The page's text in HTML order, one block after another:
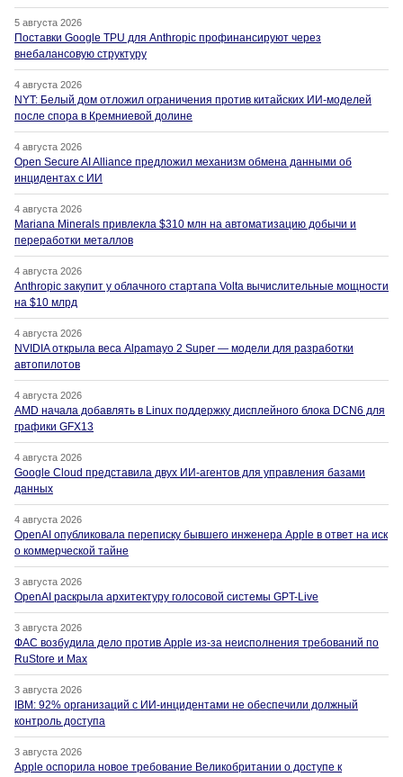
5 августа 2026
Поставки Google TPU для Anthropic профинансируют через
внебалансовую структуру
4 августа 2026
NYT: Белый дом отложил ограничения против китайских ИИ-моделей
после спора в Кремниевой долине
4 августа 2026
Open Secure AI Alliance предложил механизм обмена данными об
инцидентах с ИИ
4 августа 2026
Mariana Minerals привлекла $310 млн на автоматизацию добычи и
переработки металлов
4 августа 2026
Anthropic закупит у облачного стартапа Volta вычислительные мощности
на $10 млрд
4 августа 2026
NVIDIA открыла веса Alpamayo 2 Super — модели для разработки
автопилотов
4 августа 2026
AMD начала добавлять в Linux поддержку дисплейного блока DCN6 для
графики GFX13
4 августа 2026
Google Cloud представила двух ИИ-агентов для управления базами
данных
4 августа 2026
OpenAI опубликовала переписку бывшего инженера Apple в ответ на иск
о коммерческой тайне
3 августа 2026
OpenAI раскрыла архитектуру голосовой системы GPT-Live
3 августа 2026
ФАС возбудила дело против Apple из-за неисполнения требований по
RuStore и Max
3 августа 2026
IBM: 92% организаций с ИИ-инцидентами не обеспечили должный
контроль доступа
3 августа 2026
Apple оспорила новое требование Великобритании о доступе к